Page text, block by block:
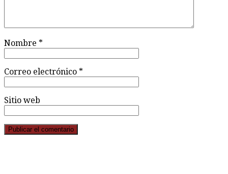
Nombre *
Correo electrónico *
Sitio web